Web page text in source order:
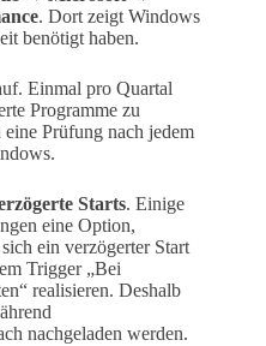
. Dort zeigt Windows
benötigt haben.
Einmal pro Quartal
Programme zu
Prüfung nach jedem
Starts. Einige
eine Option,
ein verzögerter Start
Trigger „Bei
realisieren. Deshalb
nachgeladen werden.